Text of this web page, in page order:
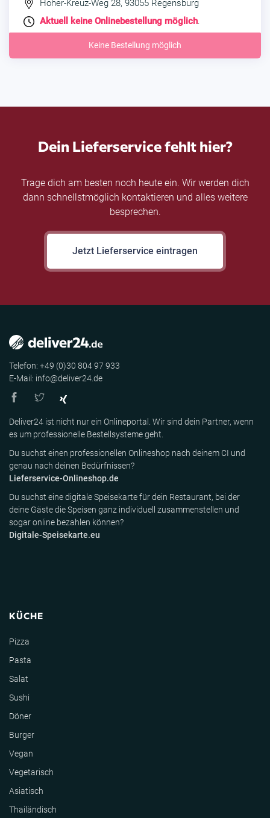
Hoher-Kreuz-Weg 28, 93055 Regensburg
Aktuell keine Onlinebestellung möglich.
Keine Bestellung möglich
Dein Lieferservice fehlt hier?
Trage dich am besten noch heute ein. Wir werden dich
dann schnellstmöglich kontaktieren und alles weitere
besprechen.
Jetzt Lieferservice eintragen
Telefon: +49 (0)30 804 97 933
E-Mail: info@deliver24.de
Deliver24 ist nicht nur ein Onlineportal. Wir sind dein Partner, wenn
es um professionelle Bestellsysteme geht.
Du suchst einen professionellen Onlineshop nach deinem CI und
genau nach deinen Bedürfnissen?
Lieferservice-Onlineshop.de
Du suchst eine digitale Speisekarte für dein Restaurant, bei der
deine Gäste die Speisen ganz individuell zusammenstellen und
sogar online bezahlen können?
Digitale-Speisekarte.eu
KÜCHE
Pizza
Pasta
Salat
Sushi
Döner
Burger
Vegan
Vegetarisch
Asiatisch
Thailändisch